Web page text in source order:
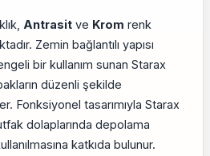
Antrasit ve Krom renk
Zemin bağlantılı yapısı
bir kullanım sunan Starax
düzenli şekilde
Fonksiyonel tasarımıyla Starax
dolaplarında depolama
katkıda bulunur.